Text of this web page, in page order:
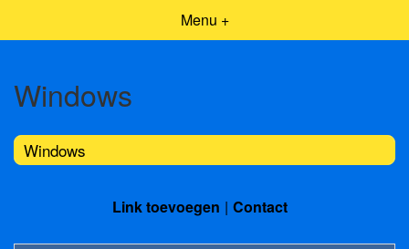
Menu +
Windows
Windows
Link toevoegen Contact